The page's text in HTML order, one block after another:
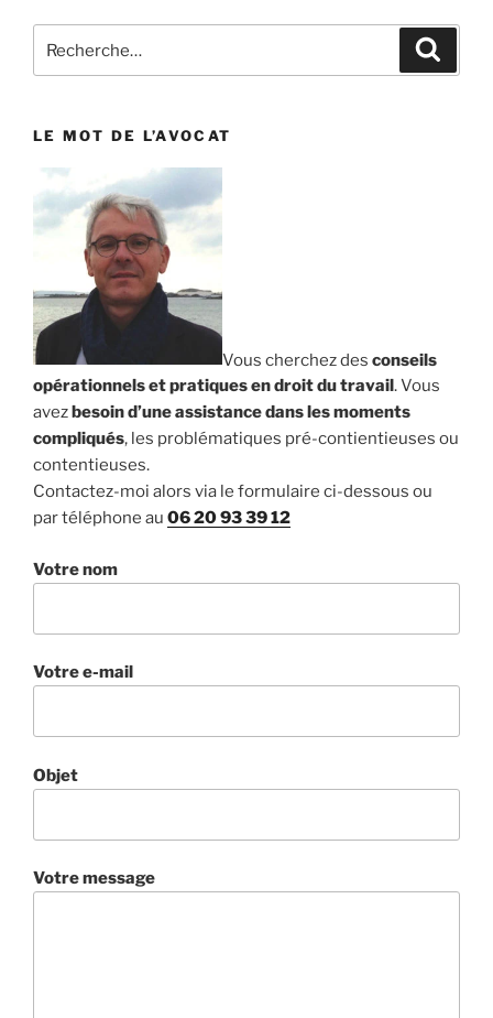
pour
LE MOT DE L’AVOCAT
Vous cherchez des conseils
opérationnels et pratiques en droit du travail. Vous
avezbesoin d’une assistance dans les moments
compliqués, les problématiques pré-contientieuses ou
contentieuses.
Contactez-moi alors via le formulaire ci-dessous ou
par téléphone au 06 20 93 39 12
Votre nom
Votre e-mail
Objet
Votre message